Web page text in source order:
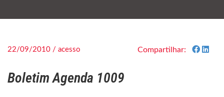
22/09/2010 / acesso Compartilhar:
Boletim Agenda 1009